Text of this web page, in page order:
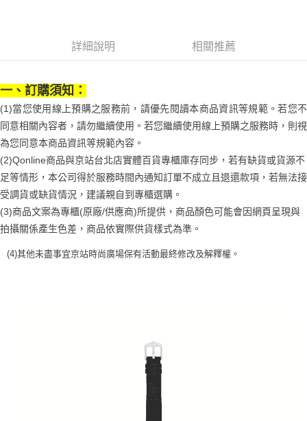
【注意事項】
1.本服務係由「台灣大哥大股份有限公司」（以下簡稱本公司）所提供，讓
用戶於交易時，得透過本服務購買商品或服務，並由商店將買賣／分期付款
買賣價金債權讓與本公司後，依約使用本公司帳單繳交帳款。
2.基於同意付款使用「大哥付你分期」之契約關係目的，商店將以您的個人
資料（包含姓名、電話或地址）提供予台灣大哥大進項蒐集、處理及利用，
3.完整用戶服務條款，請詳閱以下連結：https://oppay.tw/userRule
【「AFTEE先享後付」結帳流程】
１．於結帳方式選擇「AFTEE先享後付」後，將跳轉至「AFTEE先享後付」
３．收到繳費通知簡訊後14天內，點擊此簡訊中的連結，可透過四大超商／
ATM／網路銀行／等多元方式進行付款，方視為交易完成。
※ 請注意：結帳手續完成當下不需立刻繳費，但若您需要取消訂單，請聯絡
購買商品的店家。未經商家同意取消之訂單仍視為有效，需透過AFTEE先享
後付繳納相關費用。
※ 交易是否成功請以「AFTEE先享後付 」之結帳頁面顯示為準，若有關於
是否繳費成功／繳費後需取消欲退款等相關疑問，請聯繫「AFTEE先享後付
客戶支援中心」https://netprotections.freshdesk.com/support/home
【注意事項】
１．透過由恩沛科技股份有限公司提供之「AFTEE先享後付」服務完成之交
易，需依本服務之必要範圍內提供個人資料，並將交易相關給付款項請求債
權轉讓予恩沛科技股份有限公司。
２．關於個人資料處理事宜，請瀏覽以下網址：
https://aftee.tw/terms/#terms3
５．嚴禁一人註冊多個帳號或使用他人資訊註冊。若發現惡意使用之情形，
恩沛科技股份有限公司將有權停止該用戶之使用額度並採取法律行動。
每筆NT$70，滿NT$899(含以上)免運費
宅配
每筆NT$100，滿NT$1,000(含以上)免運費
京站台北店客服中心(1F星巴克旁) 即日起不提供京站紙袋，取件時
請自備購物袋，若需購買紙袋可現場詢問
詳細說明 相關推薦
一、訂購須知：
(1)當您使用線上預購之服務前，請優先閱讀本商品資訊等規範。若您不
同意相關內容者，請勿繼續使用。若您繼續使用線上預購之服務時，則視
為您同意本商品資訊等規範內容。
(2)Qonline商品與京站台北店實體百貨專櫃庫存同步，若有缺貨或貨源不
足等情形，本公司得於服務時間內通知訂單不成立且退還款項，若無法接
受調貨或缺貨情況，建議親自到專櫃選購。
(3)商品文案為專櫃(原廠/供應商)所提供，商品顏色可能會因網頁呈現與
拍攝關係產生色差，商品依實際供貨樣式為準。
(4)其他未盡事宜京站時尚廣場保有活動最終修改及解釋權。